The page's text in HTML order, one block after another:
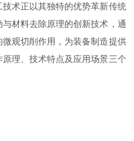
术正以其独特的优势革新传统
材料去除原理的创新技术，通
观切削作用，为装备制造提供
理、技术特点及应用场景三个